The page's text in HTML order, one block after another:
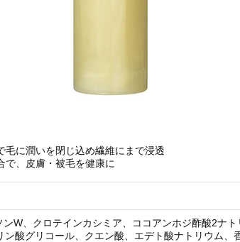
毛に潤いを閉じ込め繊維にまで浸透
で、皮膚・被毛を健康に
ンW、クロテインカシミア、ココアンホジ酢酸2ナ
ン酸グリコール、クエン酸、エデト酸ナトリウム、